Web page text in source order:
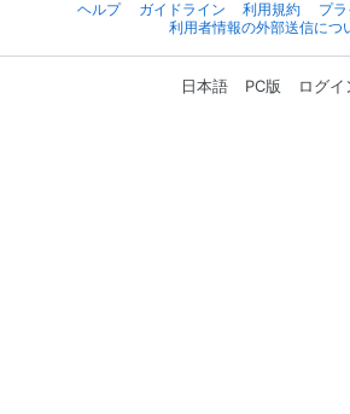
ヘルプ
ガイドライン 利用規約
プ
利用者情報の外部送信につ
日本語 PC版 ログイ